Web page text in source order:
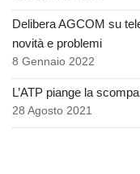
Delibera AGCOM su
novità e problemi
8 Gennaio 2022
L’ATP piange la
28 Agosto 2021